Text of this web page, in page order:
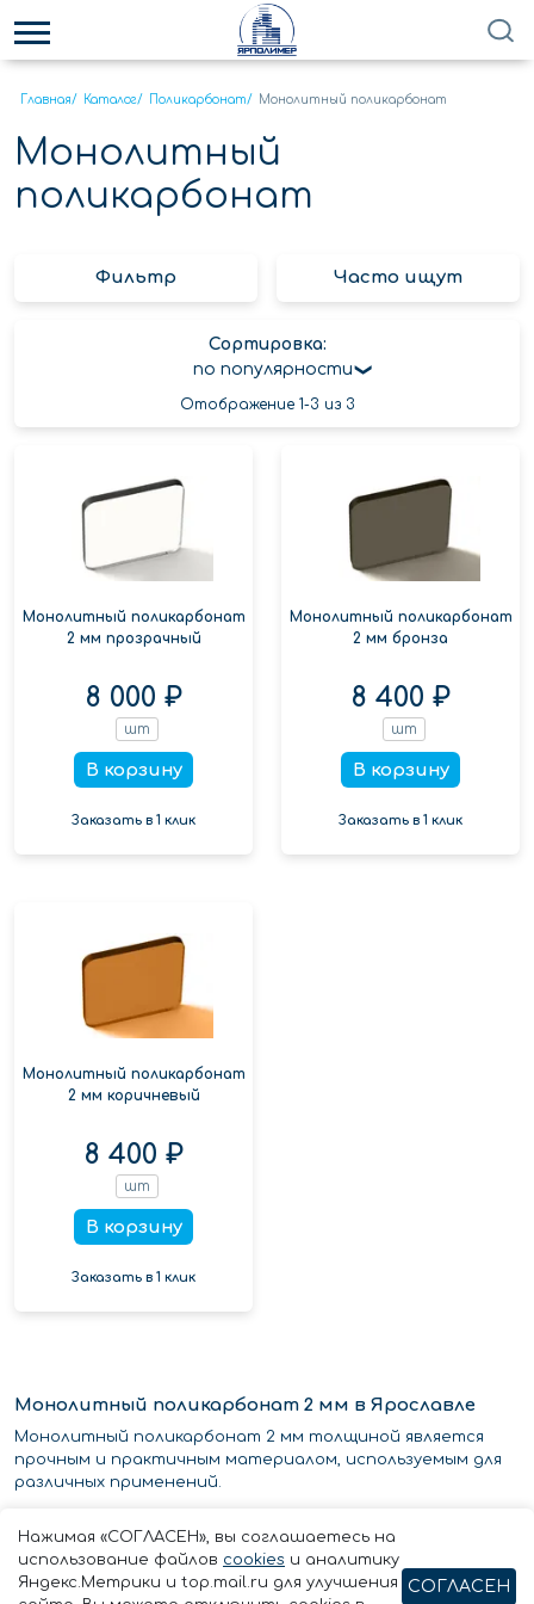
Главная/ Каталог/ Поликарбонат/ Монолитный поликарбонат
Монолитный
поликарбонат
Фильтр Часто ищут
Сортировка:
по популярности
Отображение 1-3 из 3
Монолитный поликарбонат
2 мм прозрачный
8 000 ₽
шт
В корзину
Заказать в 1 клик
Монолитный поликарбонат
2 мм бронза
8 400 ₽
шт
В корзину
Заказать в 1 клик
Монолитный поликарбонат
2 мм коричневый
8 400 ₽
шт
В корзину
Заказать в 1 клик
Монолитный поликарбонат 2 мм в Ярославле
Монолитный поликарбонат 2 мм толщиной является
прочным и практичным материалом, используемым для
различных применений.
температуры и влаги, поэтому может использоваться в
помещениях с различным климатическим режимом. Также
монолитный поликарбонат отличается прочностью и
Нажимая «СОГЛАСЕН», вы соглашаетесь на
использование файлов cookies и аналитику
Яндекс.Метрики и top.mail.ru для улучшения
СОГЛАСЕН